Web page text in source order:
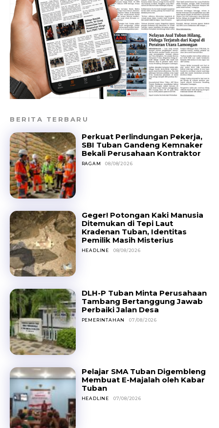
BERITA TERBARU
Perkuat Perlindungan Pekerja,
SBI Tuban Gandeng Kemnaker
Bekali Perusahaan Kontraktor
RAGAM 08/08/2026
Geger! Potongan Kaki Manusia
Ditemukan di Tepi Laut
Kradenan Tuban, Identitas
Pemilik Masih Misterius
HEADLINE 08/08/2026
DLH-P Tuban Minta Perusahaan
Tambang Bertanggung Jawab
Perbaiki Jalan Desa
PEMERINTAHAN 07/08/2026
Pelajar SMA Tuban Digembleng
Membuat E-Majalah oleh Kabar
Tuban
HEADLINE 07/08/2026